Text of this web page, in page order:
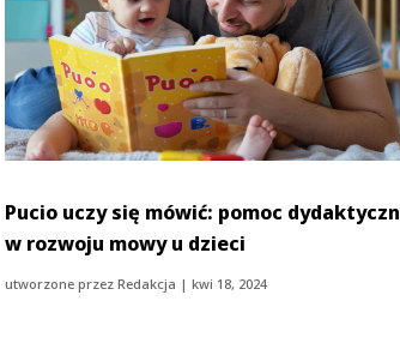
Pucio uczy się mówić: pomoc
w rozwoju mowy u dzieci
utworzone przezRedakcja |kwi 18, 2024